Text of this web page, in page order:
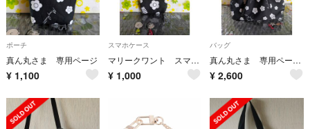
ポーチ
真ん丸さま 専用ページ
¥ 1,100
スマホケース
マリークワント スマホケース③
¥ 1,000
バッグ
真ん丸さま 専用ページ
¥ 2,600